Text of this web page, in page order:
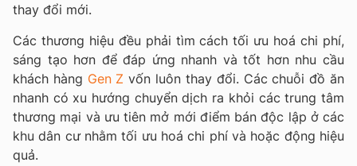
thay đổi mới.
Các thương hiệu đều phải tìm cách tối ưu hoá chi phí,
sáng tạo hơn để đáp ứng nhanh và tốt hơn nhu cầu
khách hàng Gen Zvốn luôn thay đổi. Các chuỗi đồ ăn
nhanh có xu hướng chuyển dịch ra khỏi các trung tâm
thương mại và ưu tiên mở mới điểm bán độc lập ở các
khu dân cư nhằm tối ưu hoá chi phí và hoặc động hiệu
quả.